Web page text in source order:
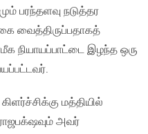
பரந்தளவு நடுத்தர
வைத்திருப்பதாகத்
நியாயப்பாட்டை இழந்த ஒரு
மத்தியில்
அவர்